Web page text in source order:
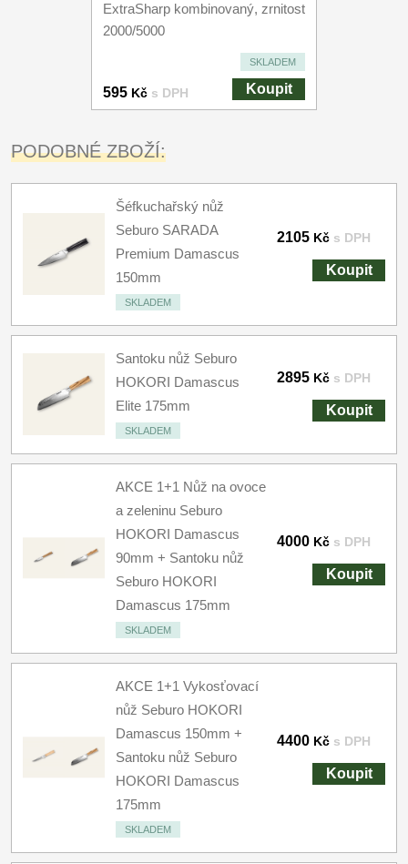
ExtraSharp kombinovaný, zrnitost
2000/5000
SKLADEM
595 Kč s DPH Koupit
PODOBNÉ ZBOŽÍ:
Šéfkuchařský nůž
Seburo SARADA
Premium Damascus
150mm
SKLADEM
2105 Kč s DPH
Koupit
Santoku nůž Seburo
HOKORI Damascus
Elite 175mm
SKLADEM
2895 Kč s DPH
Koupit
AKCE 1+1 Nůž na ovoce
a zeleninu Seburo
HOKORI Damascus
90mm + Santoku nůž
Seburo HOKORI
Damascus 175mm
SKLADEM
4000 Kč s DPH
Koupit
AKCE 1+1 Vykosťovací
nůž Seburo HOKORI
Damascus 150mm +
Santoku nůž Seburo
HOKORI Damascus
175mm
SKLADEM
4400 Kč s DPH
Koupit